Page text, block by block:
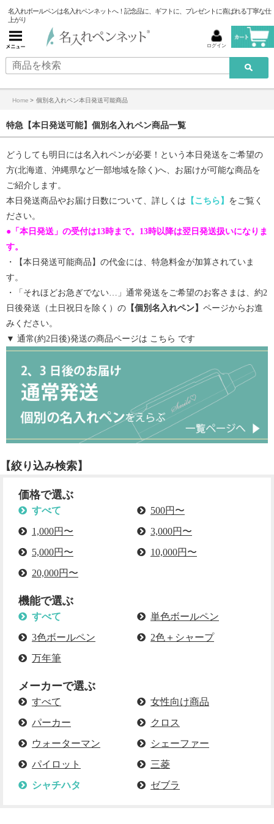
名入れボールペンは名入れペンネットへ！記念品に、ギフトに、プレゼントに喜ばれる丁寧な仕
上がり
ログイン
Home > 個別名入れペン本日発送可能商品
特急【本日発送可能】個別名入れペン商品一覧
どうしても明日には名入れペンが必要！という本日発送をご希望の
方(北海道、沖縄県など一部地域を除く)へ、お届けが可能な商品を
ご紹介します。
本日発送商品やお届け日数について、詳しくは 【こちら】 をご覧く
ださい。
●「本日発送」の受付は13時まで。13時以降は翌日発送扱いになりま
す。
・【本日発送可能商品 】の代金には、特急料金が加算されていま
す。
・「それほどお急ぎでない…」通常発送をご希望のお客さまは、約2
日後発送（土日祝日を除く）の 【個別名入れペン】 ページからお進
みください。
▼ 通常(約2日後)発送の商品ページは こちら です
【絞り込み検索】
価格で選ぶ
すべて
500円〜
1,000円〜
3,000円〜
5,000円〜
10,000円〜
20,000円〜
機能で選ぶ
すべて
単色ボールペン
3色ボールペン
2色＋シャープ
万年筆
メーカーで選ぶ
すべて
女性向け商品
パーカー
クロス
ウォーターマン
シェーファー
パイロット
三菱
シャチハタ
ゼブラ